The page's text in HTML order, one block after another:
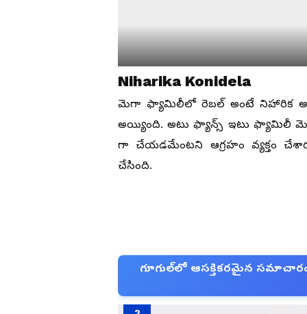
Niharika Konidela
మెగా ఫ్యామిలీలో రెబల్ అంటే నిహారిక
అయ్యింది. అటు ఫ్యాన్స్ ఇటు ఫ్యామిలీ
గా చేయడమేంటని ఆగ్రహం వ్యక్తం
చేసింది.
గూగుల్‌లో ఆసక్తికరమైన